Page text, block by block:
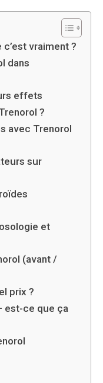
vraiment ?
dans
effets
?
avec Trenorol
sur
et
(avant /
prix ?
est-ce que ça